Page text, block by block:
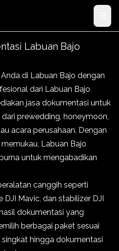
Labuan Bajo
di Labuan Bajo dengan
dari Labuan Bajo
jasa dokumentasi untuk
prewedding, honeymoon,
acara perusahaan. Dengan
Labuan Bajo
untuk mengabadikan
canggih seperti
DJI Mavic, dan stabilizer DJI
dokumentasi yang
berbagai paket sesuai
hingga dokumentasi